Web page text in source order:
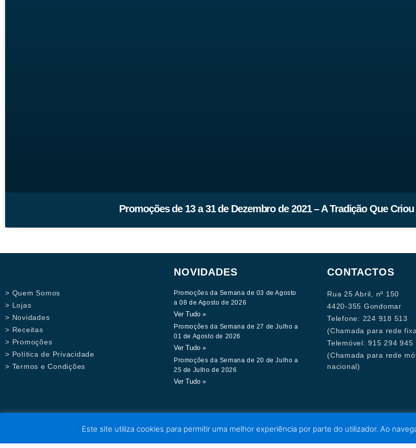
Promoções de 13 a 31 de Dezembro de 2021 – A Tradição Que
> Quem Somos
> Lojas
> Novidades
> Receitas
> Promoções
> Política de Privacidade
> Termos e Condições
NOVIDADES
Promoções da Semana de 03 de Agosto
a 08 de Agosto de 2026
Ver Tudo »
Promoções da Semana de 27 de Julho a
01 de Agosto de 2026
Ver Tudo »
Promoções da Semana de 20 de Julho a
25 de Julho de 2026
Ver Tudo »
CONTACTOS
Rua 25 Abril, nº 150
4420-355 Gondomar
Telefone: 224 918 513
(Chamada para rede
Telemóvel: 915 294 945
(Chamada para rede
nacional)
Este site utiliza cookies para permitir uma melhor experiência por parte do utilizador. Ao